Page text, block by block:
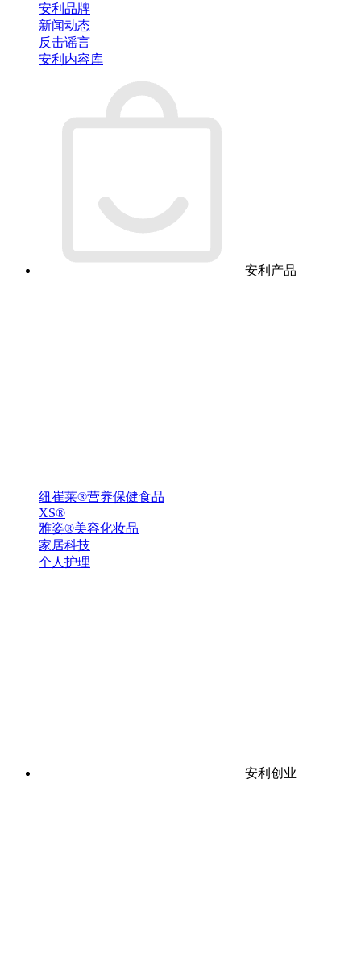
安利品牌
新闻动态
反击谣言
安利内容库
安利产品
纽崔莱®营养保健食品
XS®
雅姿®美容化妆品
家居科技
个人护理
安利创业